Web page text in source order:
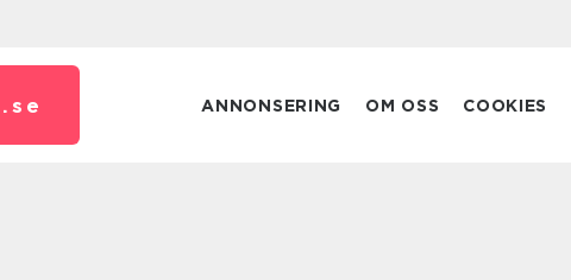
se ANNONSERING OM OSS COOKIES